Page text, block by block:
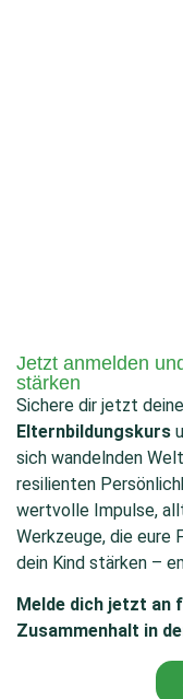
Jetzt anmelden
stärken
Sichere dir jetzt
Elternbildungskurs
sich wandelnden
resilienten
wertvolle Impulse,
Werkzeuge, die eure
dein Kind stärken –
Melde dich jetzt an
Zusammenhalt in